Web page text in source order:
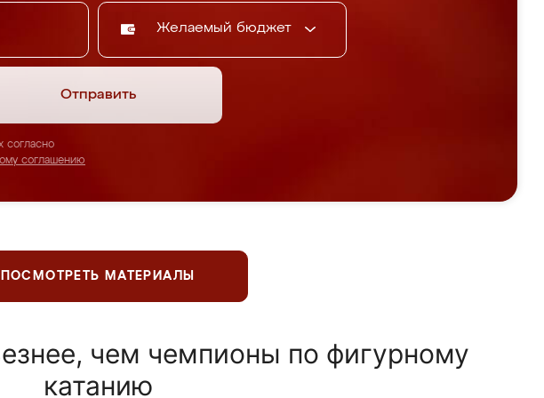
Желаемый бюджет
Отправить
согласно
соглашению
ПОСМОТРЕТЬ МАТЕРИАЛЫ
чем чемпионы по фигурному
катанию